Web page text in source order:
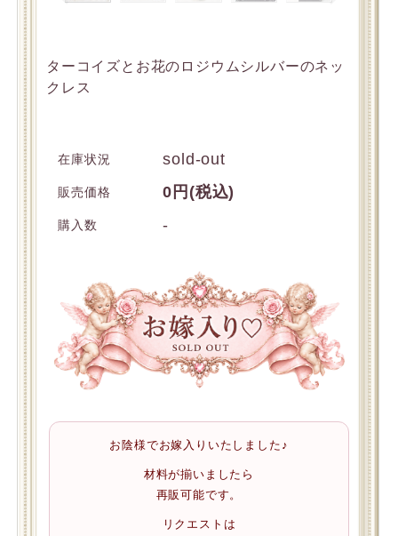
ターコイズとお花のロジウムシルバーのネッ
クレス
在庫状況 sold-out
販売価格 0円(税込)
購入数 -
お陰様でお嫁入りいたしました♪
材料が揃いましたら
再販可能です。
リクエストは